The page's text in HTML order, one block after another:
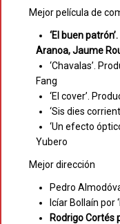
Mejor película de
‘El buen
Aranoa, Jaume
‘Chavalas’.
Fang
‘El cover’.
‘Sis dies
‘Un efecto
Yubero
Mejor dirección
Pedro
Icíar Bollaín por
Rodrigo Cortés